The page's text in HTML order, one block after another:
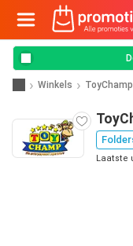
Winkels ToyChamp
Laatste